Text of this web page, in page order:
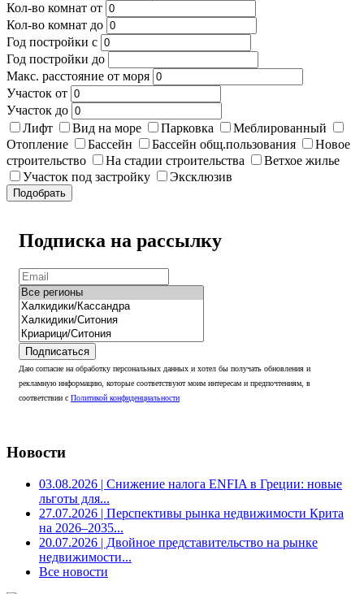
Кол-во комнат от
Кол-во комнат до
Год постройки с
Год постройки до
Макс. расстояние от моря
Участок от
Участок до
Лифт
Вид на море Парковка
Меблированный
Отопление
Бассейн Бассейн общ.пользования
Новое
строительство
На стадии строительства
Ветхое жилье
Участок под застройку
Эксклюзив
Подобрать
Подписка на рассылку
Подписаться
Даю согласие на обработку персональных данных и хотел бы получать обновления и
рекламную информацию, которые соответствуют моим интересам и предпочтениям, в
соответствии с Политикой конфиденциальности
Новости
03.08.2026 | Снижение налога ENFIA в Греции: новые
льготы для...
27.07.2026 | Перспективы рынка недвижимости Крита
на 2026–2035...
20.07.2026 | Двойное представительство на рынке
недвижимости...
Все новости